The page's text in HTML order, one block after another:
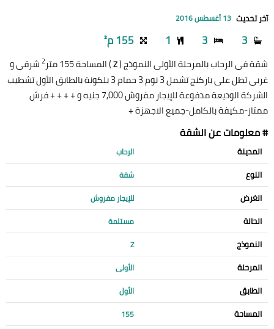
آخر تحديث 13 أغسطس 2016
3
3
1 155 م²
شقة في الرحاب بالمرحلة الأولى النموذج (Z) المساحة 155 متر 2 شرقي و
غربي تطل على باركنج تشمل 3 نوم 3 حمام 3 بلكونة بالطابق الأول تشطيب
الشركة الوديعة مدفوعة للإيجار مفروش 7,000 جنيه و + + + + فرش
ممتاز-مكيفة بالكامل-جميع الاجهزة +
# معلومات عن الشقة
المدينة الرحاب
النوع شقة
الغرض للإيجار مفروش
الحالة مستلمة
النموذج Z
المرحلة الأولى
الطابق الأول
المساحة 155